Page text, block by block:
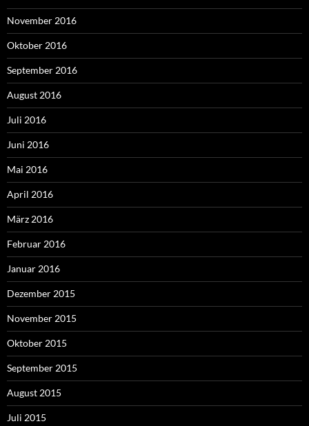
November 2016
Oktober 2016
September 2016
August 2016
Juli 2016
Juni 2016
Mai 2016
April 2016
März 2016
Februar 2016
Januar 2016
Dezember 2015
November 2015
Oktober 2015
September 2015
August 2015
Juli 2015